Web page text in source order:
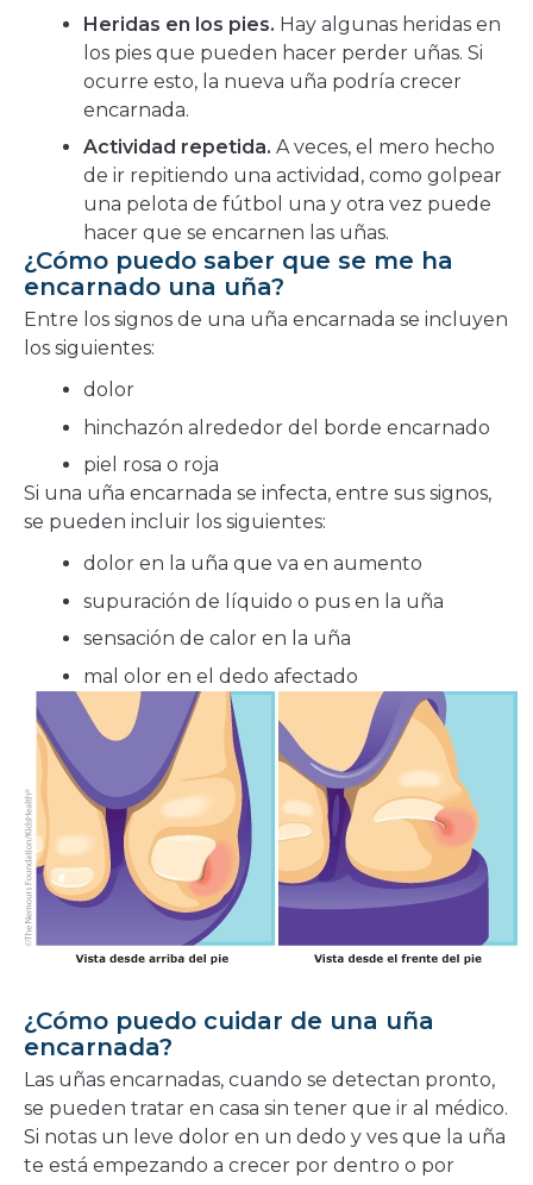
Heridas en los pies. Hay algunas heridas en
los pies que pueden hacer perder uñas. Si
ocurre esto, la nueva uña podría crecer
encarnada.
Actividad repetida. A veces, el mero hecho
de ir repitiendo una actividad, como golpear
una pelota de fútbol una y otra vez puede
hacer que se encarnen las uñas.
¿Cómo puedo saber que se me ha
encarnado una uña?
Entre los signos de una uña encarnada se incluyen
los siguientes:
dolor
hinchazón alrededor del borde encarnado
piel rosa o roja
Si una uña encarnada se infecta, entre sus signos,
se pueden incluir los siguientes:
dolor en la uña que va en aumento
supuración de líquido o pus en la uña
sensación de calor en la uña
mal olor en el dedo afectado
¿Cómo puedo cuidar de una uña
encarnada?
Las uñas encarnadas, cuando se detectan pronto,
se pueden tratar en casa sin tener que ir al médico.
Si notas un leve dolor en un dedo y ves que la uña
te está empezando a crecer por dentro o por